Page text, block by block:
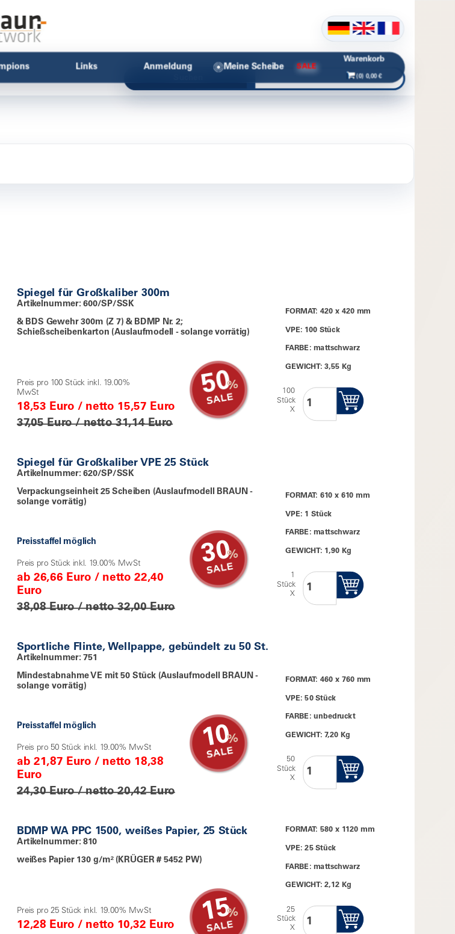
Links Anmeldung Meine Scheibe SALE
Warenkorb
(0) 0,00 €
Spiegel für Großkaliber 300m
Artikelnummer: 600/SP/SSK
& BDS Gewehr 300m (Z 7) & BDMP Nr. 2;
Schießscheibenkarton (Auslaufmodell - solange vorrätig)
Preis pro 100 Stück inkl. 19.00%
MwSt
18,53 Euro / netto 15,57 Euro
37,05 Euro / netto 31,14 Euro
50
FORMAT: 420 x 420 mm
VPE: 100 Stück
FARBE: mattschwarz
GEWICHT: 3,55 Kg
100
Stück
X
Spiegel für Großkaliber VPE 25 Stück
Artikelnummer: 620/SP/SSK
Verpackungseinheit 25 Scheiben (Auslaufmodell BRAUN -
solange vorrätig)
Preisstaffel möglich
Preis pro Stück inkl. 19.00% MwSt
ab 26,66 Euro / netto 22,40
Euro
38,08 Euro / netto 32,00 Euro
30
FORMAT: 610 x 610 mm
VPE: 1 Stück
FARBE: mattschwarz
GEWICHT: 1,90 Kg
1
Stück
X
Sportliche Flinte, Wellpappe, gebündelt zu 50 St.
Artikelnummer: 751
Mindestabnahme VE mit 50 Stück (Auslaufmodell BRAUN -
solange vorrätig)
Preisstaffel möglich
Preis pro 50 Stück inkl. 19.00% MwSt
ab 21,87 Euro / netto 18,38
Euro
24,30 Euro / netto 20,42 Euro
10
FORMAT: 460 x 760 mm
VPE: 50 Stück
FARBE: unbedruckt
GEWICHT: 7,20 Kg
50
Stück
X
BDMP WA PPC 1500, weißes Papier, 25 Stück
Artikelnummer: 810
weißes Papier 130 g/m² (KRÜGER # 5452 PW)
Preis pro 25 Stück inkl. 19.00% MwSt
12,28 Euro / netto 10,32 Euro
15
FORMAT: 580 x 1120 mm
VPE: 25 Stück
FARBE: mattschwarz
GEWICHT: 2,12 Kg
25
Stück
X